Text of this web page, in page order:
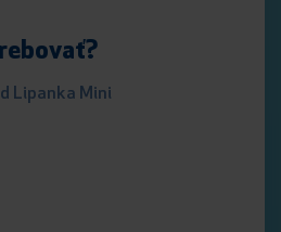
Lipanka Mini